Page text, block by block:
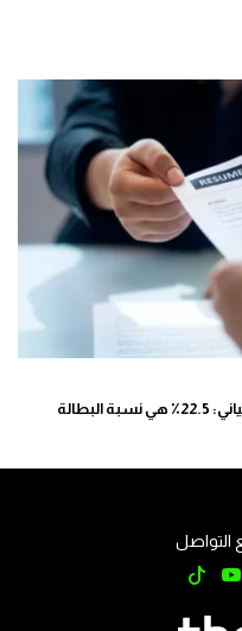
في ظل جدل منهجية احتساب البطالة.. الحياني: 22.5٪ هي نسبة البطالة
التواصل